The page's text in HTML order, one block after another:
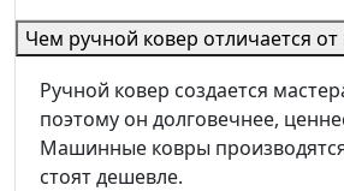
Чем ручной ковер отличается
Ручной ковер создается
поэтому он долговечнее,
Машинные ковры
стоят дешевле.